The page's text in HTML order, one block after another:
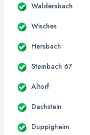
Waldersbach
Wisches
Hersbach
Steinbach 67
Altorf
Dachstein
Duppigheim